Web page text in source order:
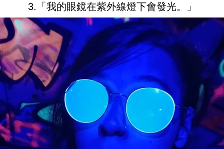
3.「我的眼鏡在紫外線燈下會發光。」